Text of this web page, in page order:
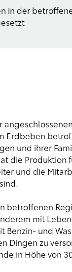
in der
Erdbeben
und ihrer
die Produktion
und die
betroffenen
mit
und
Dingen zu
in Höhe von